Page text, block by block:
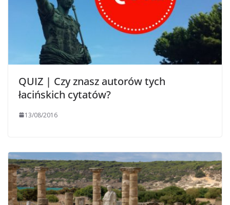
QUIZ | Czy znasz autorów tych
łacińskich cytatów?
13/08/2016